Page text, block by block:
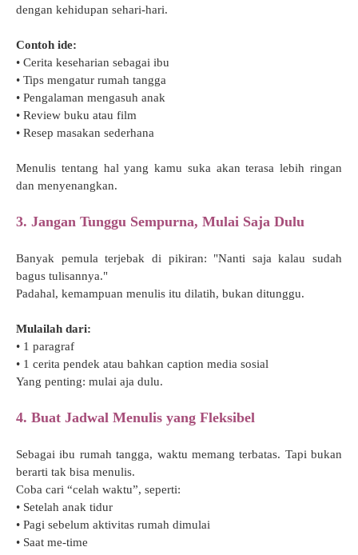
dengan kehidupan sehari-hari.
Contoh ide:
• Cerita keseharian sebagai ibu
• Tips mengatur rumah tangga
• Pengalaman mengasuh anak
• Review buku atau film
• Resep masakan sederhana
Menulis tentang hal yang kamu suka akan terasa lebih ringan
dan menyenangkan.
3. Jangan Tunggu Sempurna, Mulai Saja Dulu
Banyak pemula terjebak di pikiran: "Nanti saja kalau sudah
bagus tulisannya."
Padahal, kemampuan menulis itu dilatih, bukan ditunggu.
Mulailah dari:
• 1 paragraf
• 1 cerita pendek atau bahkan caption media sosial
Yang penting: mulai aja dulu.
4. Buat Jadwal Menulis yang Fleksibel
Sebagai ibu rumah tangga, waktu memang terbatas. Tapi bukan
berarti tak bisa menulis.
Coba cari “celah waktu”, seperti:
• Setelah anak tidur
• Pagi sebelum aktivitas rumah dimulai
• Saat me-time